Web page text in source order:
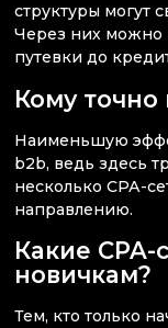
структуры могут
Через них можно
путевки до
Кому точно
Наименьшую
b2b, ведь здесь
несколько СРА-
направлению.
Какие
новичкам?
Тем, кто только